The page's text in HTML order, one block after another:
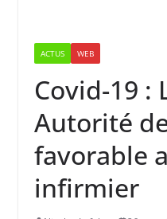
ACTUS WEB
Covid-19 :
Autorité
favorable
infirmier